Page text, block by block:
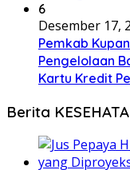
6
Desember 17,
Pemkab
Pengelolaan
Kartu Kredit
Berita